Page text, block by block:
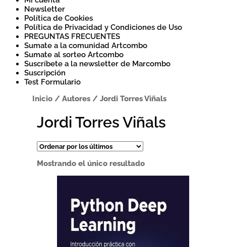
Newsletter
Política de Cookies
Política de Privacidad y Condiciones de Uso
PREGUNTAS FRECUENTES
Sumate a la comunidad Artcombo
Sumate al sorteo Artcombo
Suscríbete a la newsletter de Marcombo
Suscripción
Test Formulario
Inicio /Autores /Jordi Torres Viñals
Jordi Torres Viñals
Mostrando el único resultado